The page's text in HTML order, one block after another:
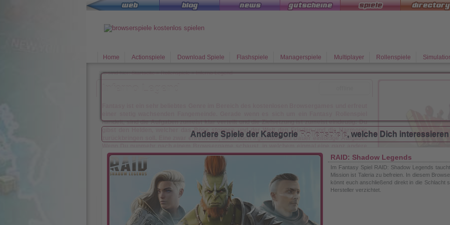
Home Actionspiele Download Spiele Flashspiele Managerspiele Multiplayer Rollenspiele
Sie sind hier:Startseite»Rollenspiele»Inferno Legend
handelt, sind die Aufgaben zumeist klar verteilt und die Zielsetzung ist zumeist eindeutig: Du
gibst den Helden, welcher das Böse stoppen und der Welt den Frieden und die Harmonie
zurückbringen soll. Eine zwar ehrenvolle, aber doch irgendwie auf Dauer eintönige Aufgabe!
Seite des Fantasy Bereiches beleuchtet wird und in welchem Du eben nicht dem Guten zum
Sieg verhelfen musst, dann bist Du bei Inferno Legend genau richtig.
Chaos, Angst und Schrecken sind Deine Begleiter, denn Du bist ein Geschöpf der Dunkelheit!
Geschaffen, um alles, was recht schaffend ist, das Fürchten zu lehren steigst Du aus der
Unterwelt empor um in der Welt der Menschen, Feen und Elfen, Zwerge und anderen guten
Geschöpfen Unheil zu verbreiten! Du möchtest so richtig nach Herzenslust Deine Schlechtigkeit
herauslassen? Dann gibt es eine Reihe von guten Neuigkeiten für Dich: Du brauchst zum Einen
keinen neuwertigen Computer, da Inferno Legend
direkt im Browser ohne Installation auf dem
heimischen Rechner gespielt werden kann und zum anderen brauchst Du kein Geld – Du bist in
Andere Spiele der Kategorie Rollenspiele, welche Dich
RAID: Shadow Legends
Im Fantasy Spiel RAID: Shadow Legends
Mission ist Taleria zu befreien. In diesem
könnt euch anschließend direkt in die Schlacht
Hersteller verzichtet.